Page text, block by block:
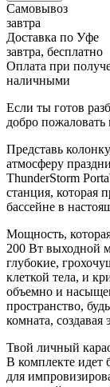
Самовывоз
завтра
Доставка по Уфе
завтра, бесплатно
Оплата при
наличными
Если ты готов
добро пожаловать
Представь
атмосферу
ThunderStorm
станция, которая
бассейне в
Мощность,
200 Вт выходной
глубокие,
клеткой тела, и
объемно и
пространство,
комната,
Твой личный
В комплекте
для